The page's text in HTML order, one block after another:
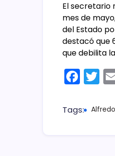
El secretario
mes de
del Estado
destacó que
que debilita
F
c
T
itt
Tags: